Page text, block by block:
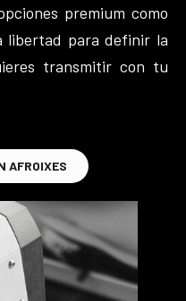
premium como
libertad para definir la
transmitir con tu
AFROIXES